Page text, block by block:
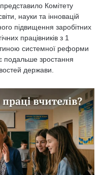
представило Комітету
науки та інновацій
підвищення заробітних
працівників з 1
системної реформи
подальше зростання
держави.